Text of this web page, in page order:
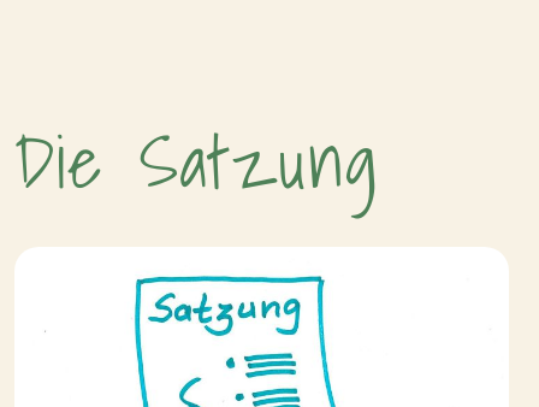
Die Satzung